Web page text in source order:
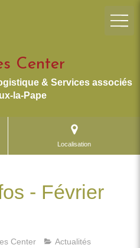
Center
& Services associés
la-Pape
Localisation
- Février
Center Actualités